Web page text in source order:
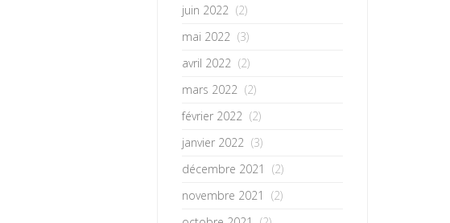
juin 2022 (2)
mai 2022 (3)
avril 2022 (2)
mars 2022 (2)
février 2022 (2)
janvier 2022 (3)
décembre 2021
(2)
novembre 2021
(2)